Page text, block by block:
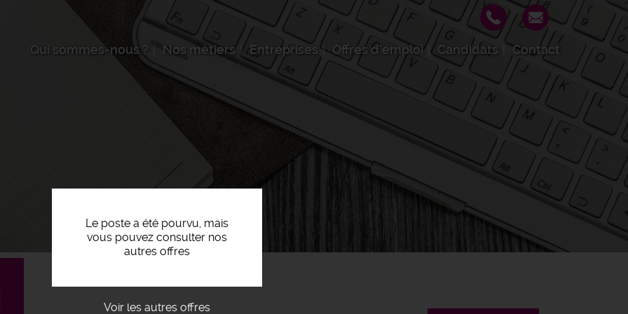
Qui sommes-nous ? Nos métiers Entreprises Offres d'emploi Candidats Contact
Le poste a été pourvu, mais
vous pouvez consulter nos
autres offres
Voir les autres offres